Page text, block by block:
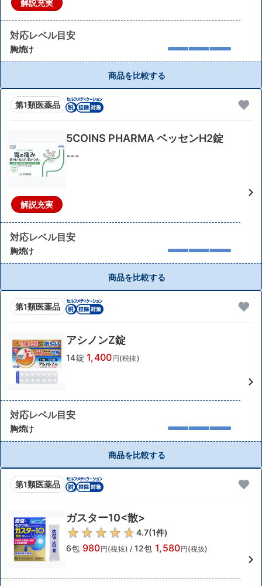
解説充実
対応レベル目安
胸焼け
商品を比較する
第1類医薬品
解説充実
5COINS PHARMA ベッセンH2錠
---
対応レベル目安
胸焼け
商品を比較する
第1類医薬品
アシノンZ錠
14錠 1,400円(税抜)
対応レベル目安
胸焼け
商品を比較する
第1類医薬品
ガスター10<散>
4.7(1件)
6包 980円(税抜) / 12包 1,580円(税抜)